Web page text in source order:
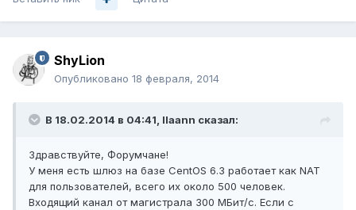
ShyLion
Опубликовано 18 февраля, 2014
В 18.02.2014 в 04:41, llaann сказал:
Здравствуйте, Форумчане!
У меня есть шлюз на базе CentOS 6.3 работает как NAT
для пользователей, всего их около 500 человек.
Входящий канал от магистрала 300 МБит/с. Если с